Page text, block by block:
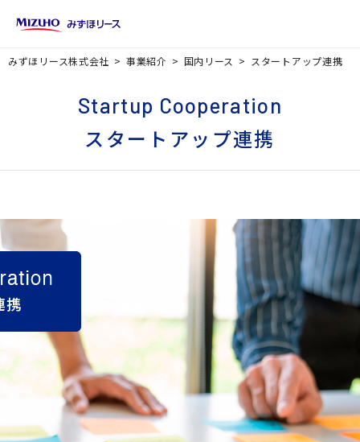
みずほリース株式会社 事業紹介 国内リース スタートアップ連携
Startup Cooperation
スタートアップ連携